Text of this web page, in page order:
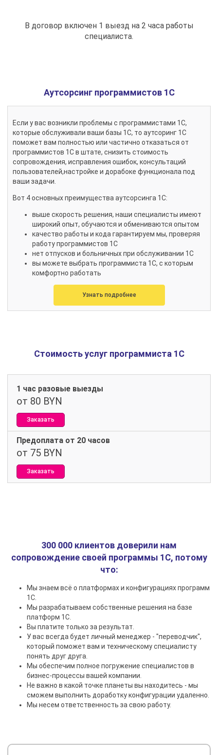
В договор включен 1 выезд на 2 часа работы
специалиста.
Аутсорсинг программистов 1С
Если у вас возникли проблемы с программистами 1С,
которые обслуживали ваши базы 1С, то аутсоринг 1С
поможет вам полностью или частично отказаться от
программистов 1С в штате, снизить стоимость
сопровождения, исправления ошибок, консультаций
пользователей,настройке и дорабоке функционала под
ваши задачи.
Вот 4 основных преимущества аутсорсинга 1С:
выше скорость решения, наши специалисты имеют
широкий опыт, обучаются и обмениваются опытом
качество работы и кода гарантируем мы, проверяя
работу программистов 1С
нет отпусков и больничных при обслуживании 1С
вы можете выбрать программиста 1С, с которым
комфортно работать
Узнать подробнее
Стоимость услуг программиста 1С
1 час разовые выезды
от 80 BYN
Заказать
Предоплата от 20 часов
от 75 BYN
Заказать
300 000 клиентов доверили нам
сопровождение своей программы 1C, потому
что:
Мы знаем всё о платформах и конфигурациях программ
1С.
Мы разрабатываем собственные решения на базе
платформ 1С.
Вы платите только за результат.
У вас всегда будет личный менеджер - "переводчик",
который поможет вам и техническому специалисту
понять друг друга.
Мы обеспечим полное погружение специалистов в
бизнес-процессы вашей компании.
Не важно в какой точке планеты вы находитесь - мы
сможем выполнить доработку конфигурации удаленно.
Мы несем ответственность за свою работу.